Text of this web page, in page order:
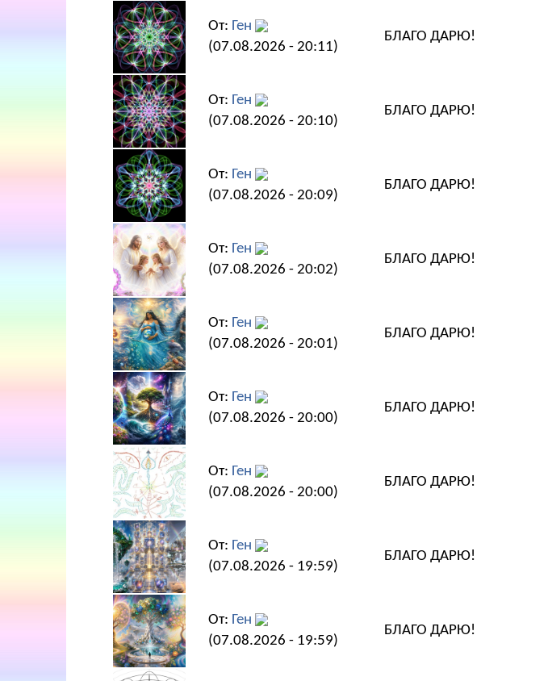
От: Ген
(07.08.2026 - 20:11)
БЛАГО ДАРЮ!
От: Ген
(07.08.2026 - 20:10)
БЛАГО ДАРЮ!
От: Ген
(07.08.2026 - 20:09)
БЛАГО ДАРЮ!
От: Ген
(07.08.2026 - 20:02)
БЛАГО ДАРЮ!
От: Ген
(07.08.2026 - 20:01)
БЛАГО ДАРЮ!
От: Ген
(07.08.2026 - 20:00)
БЛАГО ДАРЮ!
От: Ген
(07.08.2026 - 20:00)
БЛАГО ДАРЮ!
От: Ген
(07.08.2026 - 19:59)
БЛАГО ДАРЮ!
От: Ген
(07.08.2026 - 19:59)
БЛАГО ДАРЮ!